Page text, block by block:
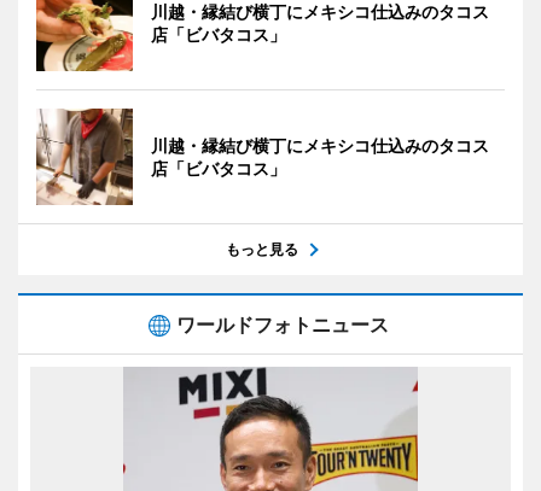
川越・縁結び横丁にメキシコ仕込みのタコス
店「ビバタコス」
川越・縁結び横丁にメキシコ仕込みのタコス
店「ビバタコス」
もっと見る
ワールドフォトニュース